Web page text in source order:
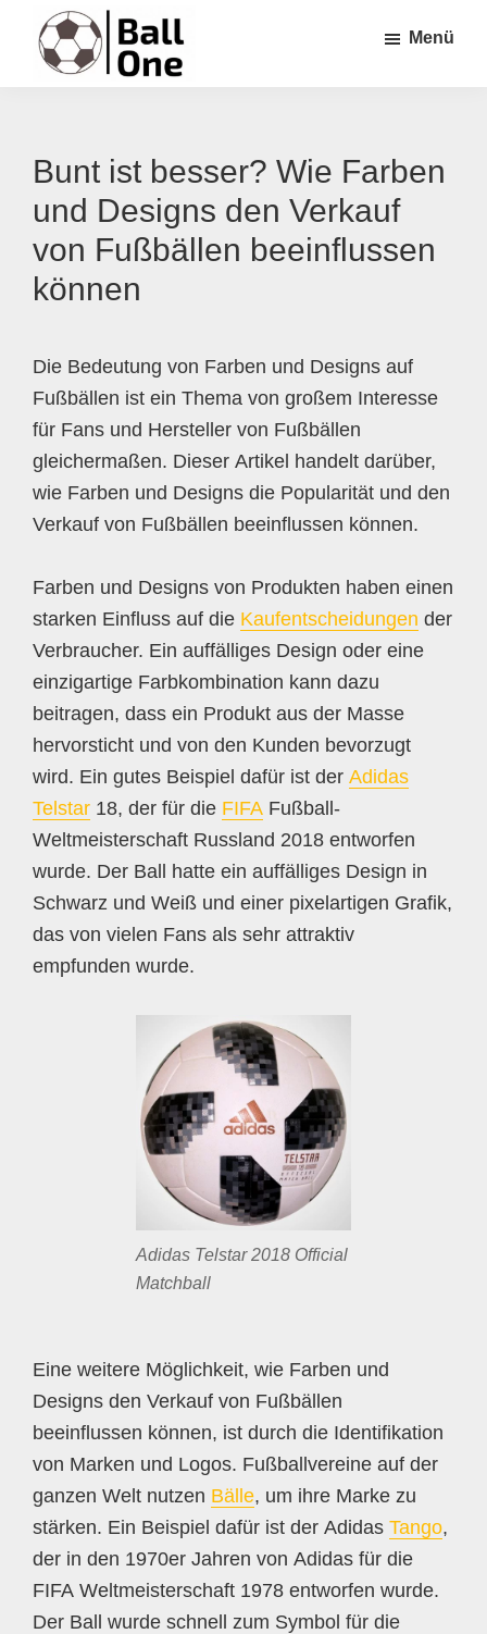
Inhalt
springen
Seitenspalte
springen
Fußzeile
springen
Menü
Bunt ist besser? Wie Farben
und Designs den Verkauf
von Fußbällen beeinflussen
können
Die Bedeutung von Farben und Designs auf
Fußbällen ist ein Thema von großem Interesse
für Fans und Hersteller von Fußbällen
gleichermaßen. Dieser Artikel handelt darüber,
wie Farben und Designs die Popularität und den
Verkauf von Fußbällen beeinflussen können.
Farben und Designs von Produkten haben einen
starken Einfluss auf die Kaufentscheidungen der
Verbraucher. Ein auffälliges Design oder eine
einzigartige Farbkombination kann dazu
beitragen, dass ein Produkt aus der Masse
hervorsticht und von den Kunden bevorzugt
wird. Ein gutes Beispiel dafür ist der Adidas
Telstar 18, der für die FIFA Fußball-
Weltmeisterschaft Russland 2018 entworfen
wurde. Der Ball hatte ein auffälliges Design in
Schwarz und Weiß und einer pixelartigen Grafik,
das von vielen Fans als sehr attraktiv
empfunden wurde.
Adidas Telstar 2018 Official
Matchball
Eine weitere Möglichkeit, wie Farben und
Designs den Verkauf von Fußbällen
beeinflussen können, ist durch die Identifikation
von Marken und Logos. Fußballvereine auf der
ganzen Welt nutzen Bälle, um ihre Marke zu
stärken. Ein Beispiel dafür ist der Adidas Tango,
der in den 1970er Jahren von Adidas für die
FIFA Weltmeisterschaft 1978 entworfen wurde.
Der Ball wurde schnell zum Symbol für die